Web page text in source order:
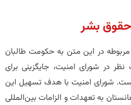
بشر
در این متن به حکومت طالبان
در شورای امنیت، جایگزینی برای
شورای امنیت با هدف تسهیل این
به تعهدات و الزامات بین‌المللی